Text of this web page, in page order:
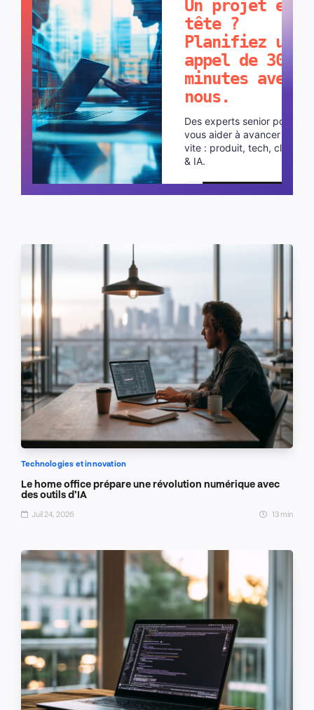
Un projet en
tête ?
Planifiez un
appel de 30
minutes avec
nous.
Des experts senior pour
vous aider à avancer plus
vite : produit, tech, cloud
& IA.
Planifier un appel
Technologies et innovation
Le home office prépare une révolution numérique avec
des outils d’IA
Juil 24, 2026 13 min